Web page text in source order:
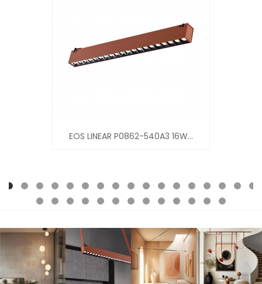
EOS LINEAR P0862-540A3 16W...